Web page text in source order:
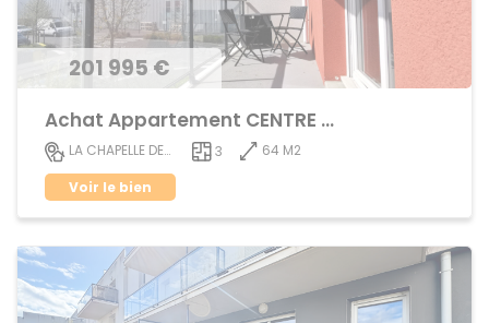
201 995 €
Achat Appartement CENTRE VILLE
LA CHAPELLE DES FOUGERETZ 3
64 M2
Voir le bien